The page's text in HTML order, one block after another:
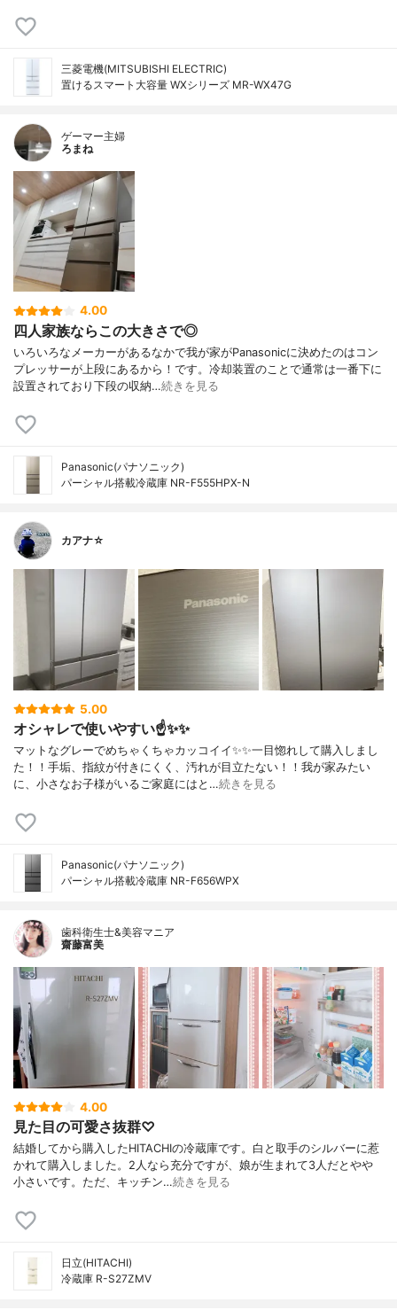
三菱電機(MITSUBISHI ELECTRIC)
置けるスマート大容量 WXシリーズ MR-WX47G
ゲーマー主婦
ろまね
4.00
四人家族ならこの大きさで◎
いろいろなメーカーがあるなかで我が家がPanasonicに決めたのはコン
プレッサーが上段にあるから！です。冷却装置のことで通常は一番下に
設置されており下段の収納…続きを見る
Panasonic(パナソニック)
パーシャル搭載冷蔵庫 NR-F555HPX-N
カアナ☆
5.00
オシャレで使いやすい☝️✨✨
マットなグレーでめちゃくちゃカッコイイ✨✨一目惚れして購入しまし
た！！手垢、指紋が付きにくく、汚れが目立たない！！我が家みたい
に、小さなお子様がいるご家庭にはと…続きを見る
Panasonic(パナソニック)
パーシャル搭載冷蔵庫 NR-F656WPX
歯科衛生士&美容マニア
齋藤富美
4.00
見た目の可愛さ抜群♡
結婚してから購入したHITACHIの冷蔵庫です。白と取手のシルバーに惹
かれて購入しました。2人なら充分ですが、娘が生まれて3人だとやや
小さいです。ただ、キッチン…続きを見る
日立(HITACHI)
冷蔵庫 R-S27ZMV